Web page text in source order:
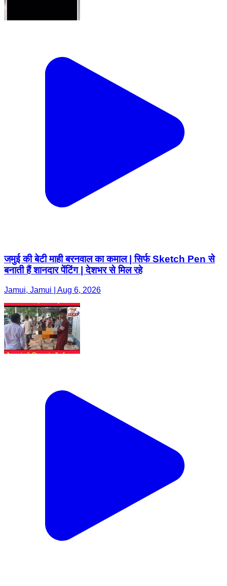
जमुई की बेटी माही बरनवाल का कमाल | सिर्फ Sketch Pen से
बनाती हैं शानदार पेंटिंग | देशभर से मिल रहे
Jamui, Jamui | Aug 6, 2026